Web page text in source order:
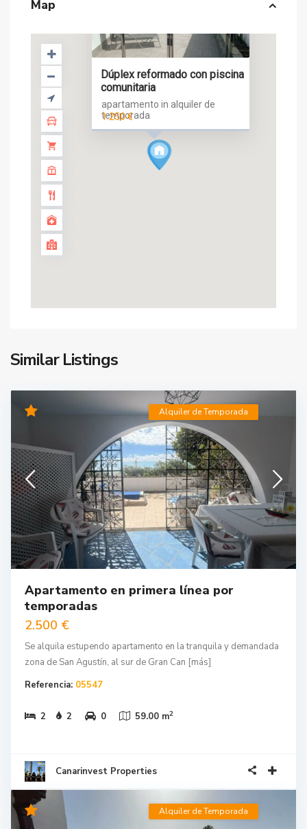
Map
Dúplex reformado con piscina
comunitaria
apartamento in alquiler de
temporada
1.250 €
Similar Listings
Alquiler de Temporada
Apartamento en primera línea por
temporadas
2.500 €
Se alquila estupendo apartamento en la tranquila y demandada
zona de San Agustín, al sur de Gran Can [más]
Referencia: 05547
2 2 0 59.00 m2
Canarinvest Properties
Alquiler de Temporada